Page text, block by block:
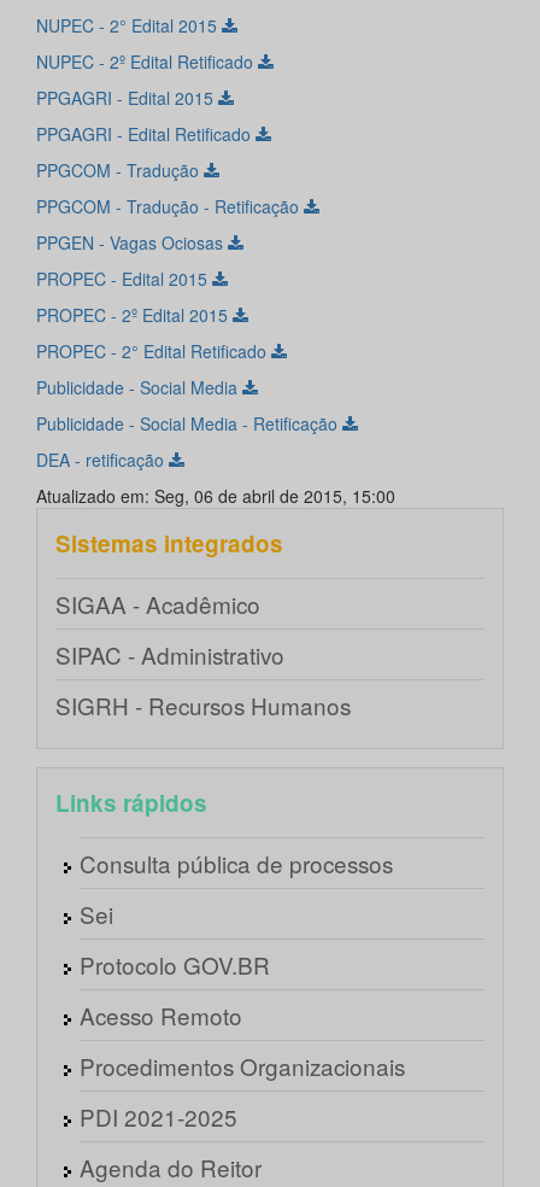
NUPEC - 2° Edital 2015
NUPEC - 2º Edital Retificado
PPGAGRI - Edital 2015
PPGAGRI - Edital Retificado
PPGCOM - Tradução
PPGCOM - Tradução - Retificação
PPGEN - Vagas Ociosas
PROPEC - Edital 2015
PROPEC - 2º Edital 2015
PROPEC - 2° Edital Retificado
Publicidade - Social Media
Publicidade - Social Media - Retificação
DEA - retificação
Atualizado em: Seg, 06 de abril de 2015, 15:00
Sistemas integrados
SIGAA - Acadêmico
SIPAC - Administrativo
SIGRH - Recursos Humanos
Links rápidos
Consulta pública de processos
Sei
Protocolo GOV.BR
Acesso Remoto
Procedimentos Organizacionais
PDI 2021-2025
Agenda do Reitor